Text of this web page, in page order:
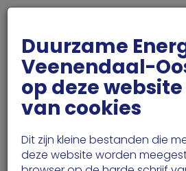
Duurzame
Veenendaal-
op deze
van cookies
Dit zijn kleine bestanden die
deze website worden